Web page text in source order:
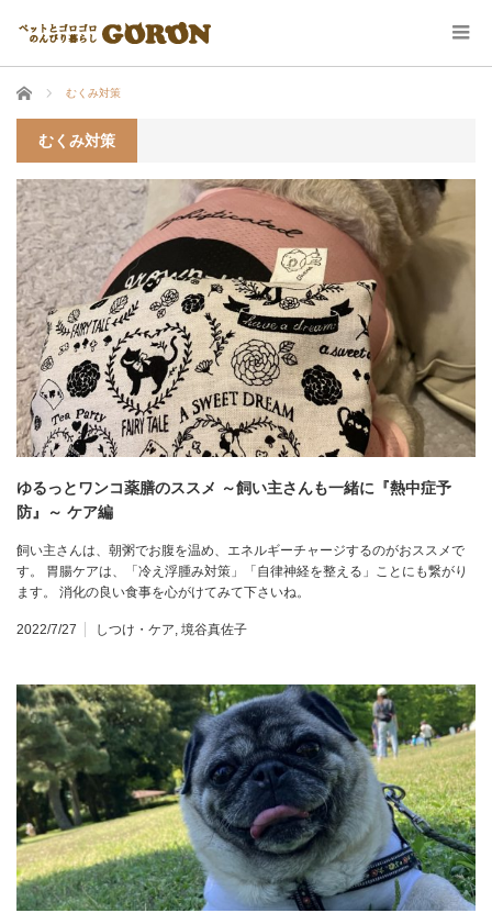
ホーム むくみ対策
むくみ対策
ゆるっとワンコ薬膳のススメ ～飼い主さんも一緒に『熱中症予
防』～ ケア編
飼い主さんは、朝粥でお腹を温め、エネルギーチャージするのがおススメで
す。 胃腸ケアは、「冷え浮腫み対策」「自律神経を整える」ことにも繋がり
ます。 消化の良い食事を心がけてみて下さいね。
2022/7/27 しつけ・ケア, 境谷真佐子